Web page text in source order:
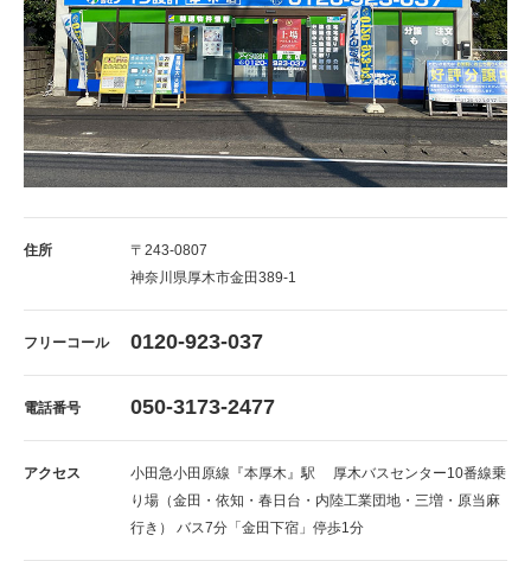
住所
〒243-0807
神奈川県厚木市金田389-1
フリーコール 0120-923-037
電話番号 050-3173-2477
アクセス
小田急小田原線『本厚木』駅 厚木バスセンター10番線乗
り場（金田・依知・春日台・内陸工業団地・三増・原当麻
行き） バス7分「金田下宿」停歩1分